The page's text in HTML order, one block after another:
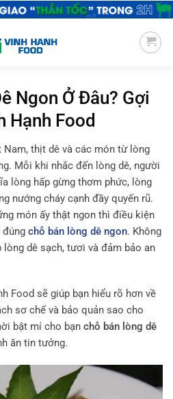
Ngon Ở Đâu? Gợi
Hạnh Food
thịt dê và các món từ lòng
Mỗi khi nhắc đến lòng dê, người
lòng hấp gừng thơm phức, lòng
nướng cháy cạnh đầy quyến rũ.
món ấy thật ngon thì điều kiện
chỗ bán lòng dê ngon. Không
lòng dê sạch, tươi và đảm bảo an
Food sẽ giúp bạn hiểu rõ hơn về
sơ chế và bảo quản sao cho
bật mí cho bạn chỗ bán lòng dê
ăn tin tưởng.